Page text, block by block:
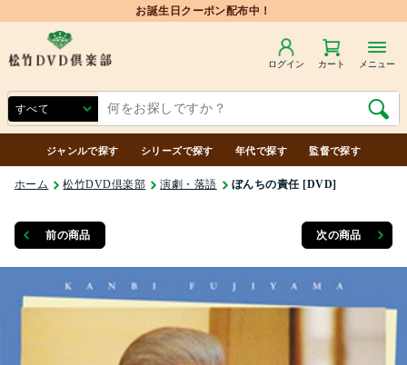
お誕生日クーポン配布中！
ログイン カート メニュー
ジャンルで探す シリーズで探す 年代で探す 監督で探す
ホーム 松竹DVD倶楽部 演劇・落語 ぼんちの責任 [DVD]
前の商品 次の商品